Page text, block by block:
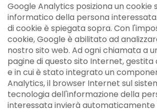
Google Analytics posiziona un cookie
informatico della persona
di cookie è spiegata sopra. Con
cookie, Google è abilitato ad
nostro sito web. Ad ogni chiamata a
pagine di questo sito Internet,
e in cui è stato integrato un
Analytics, il browser Internet sul
tecnologia dell'informazione della
interessata invierà automaticamente